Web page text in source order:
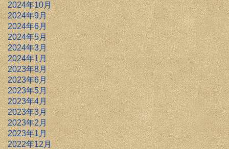
2024年10月
2024年9月
2024年6月
2024年5月
2024年3月
2024年1月
2023年8月
2023年6月
2023年5月
2023年4月
2023年3月
2023年2月
2023年1月
2022年12月